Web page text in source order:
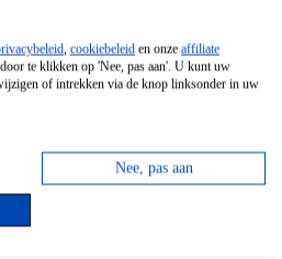
, cookiebeleid en onze affiliate
te klikken op 'Nee, pas aan'. U kunt uw
of intrekken via de knop linksonder in uw
Nee, pas aan